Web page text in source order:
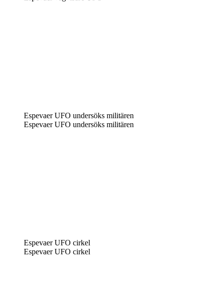
Espevaer UFO undersöks militären
Espevaer UFO undersöks militären
Espevaer UFO cirkel
Espevaer UFO cirkel